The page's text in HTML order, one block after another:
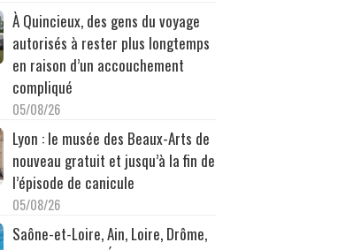
À Quincieux, des gens du voyage
autorisés à rester plus longtemps
en raison d’un accouchement
compliqué
05/08/26
Lyon : le musée des Beaux-Arts de
nouveau gratuit et jusqu’à la fin de
l’épisode de canicule
05/08/26
Saône-et-Loire, Ain, Loire, Drôme,